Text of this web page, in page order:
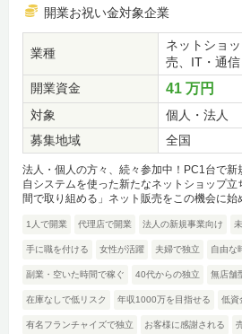
開業お祝い金対象企業
業種
ネットショ
売、IT・通
開業資金
41 万円
対象
個人・法人
募集地域
全国
法人・個人の方々、続々参加中！PC1台で
自システムを使った新たなネットショップ
間で取り組める」ネット販売をこの機会に始
1人で開業 代理店で開業 法人の新規事業向け
手に職を付ける 女性が活躍 夫婦で独立 自由な
副業・空いた時間で稼ぐ 40代からの独立 無店舗
在庫なしで低リスク 年収1000万を目指せる 低資
有名フランチャイズで独立 お客様に感謝される